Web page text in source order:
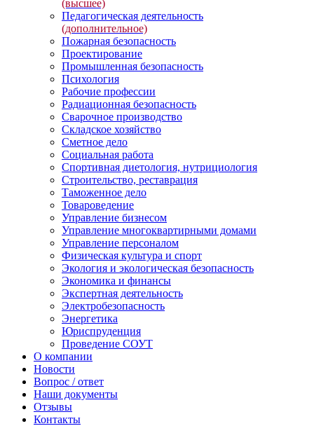
(высшее)
Педагогическая деятельность
(дополнительное)
Пожарная безопасность
Проектирование
Промышленная безопасность
Психология
Рабочие профессии
Радиационная безопасность
Сварочное производство
Складское хозяйство
Сметное дело
Социальная работа
Спортивная диетология, нутрициология
Строительство, реставрация
Таможенное дело
Товароведение
Управление бизнесом
Управление многоквартирными домами
Управление персоналом
Физическая культура и спорт
Экология и экологическая безопасность
Экономика и финансы
Экспертная деятельность
Электробезопасность
Энергетика
Юриспруденция
Проведение СОУТ
О компании
Новости
Вопрос / ответ
Наши документы
Отзывы
Контакты